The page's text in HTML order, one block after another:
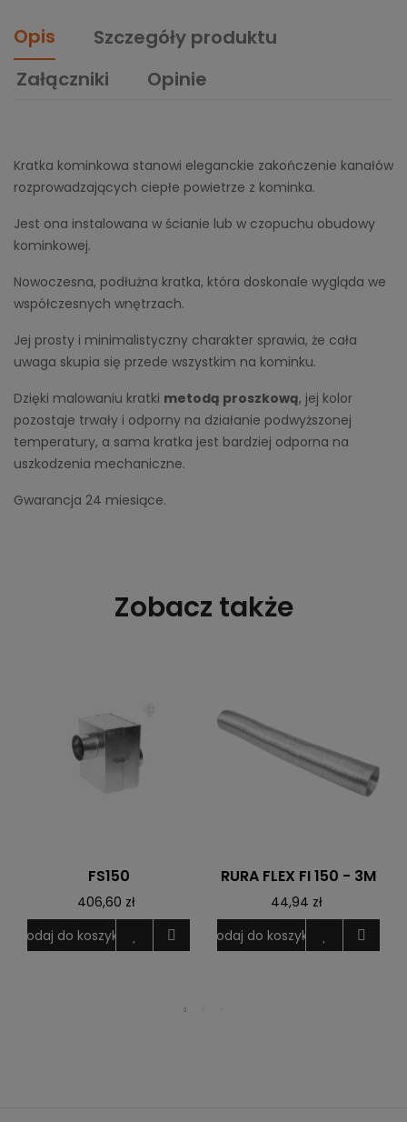
Opis
Szczegóły produktu
Załączniki
Opinie
Kratka kominkowa stanowi eleganckie zakończenie kanałów
rozprowadzających ciepłe powietrze z kominka.
Jest ona instalowana w ścianie lub w czopuchu obudowy
kominkowej.
Nowoczesna, podłużna kratka, która doskonale wygląda we
współczesnych wnętrzach.
Jej prosty i minimalistyczny charakter sprawia, że cała
uwaga skupia się przede wszystkim na kominku.
Dzięki malowaniu kratki metodą proszkową, jej kolor
pozostaje trwały i odporny na działanie podwyższonej
temperatury, a sama kratka jest bardziej odporna na
uszkodzenia mechaniczne.
Gwarancja 24 miesiące.
Zobacz także
FS150
406,60 zł
Dodaj do koszyka
RURA FLEX FI 150 - 3M
44,94 zł
Dodaj do koszyka